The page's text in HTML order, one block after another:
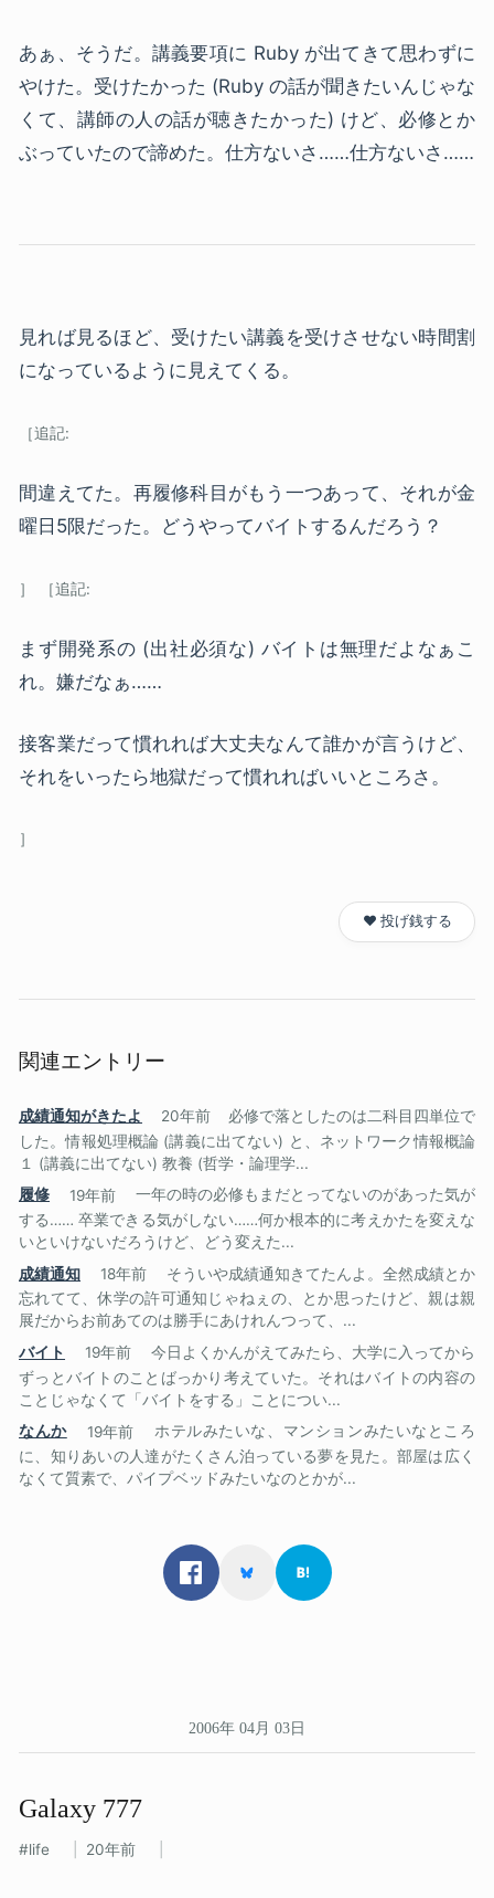
あぁ、そうだ。講義要項に Ruby が出てきて思わずに
やけた。受けたかった (Ruby の話が聞きたいんじゃな
くて、講師の人の話が聴きたかった) けど、必修とか
ぶっていたので諦めた。仕方ないさ……仕方ないさ……
見れば見るほど、受けたい講義を受けさせない時間割
になっているように見えてくる。
間違えてた。再履修科目がもう一つあって、それが金
曜日5限だった。どうやってバイトするんだろう？
まず開発系の (出社必須な) バイトは無理だよなぁこ
れ。嫌だなぁ……
接客業だって慣れれば大丈夫なんて誰かが言うけど、
それをいったら地獄だって慣れればいいところさ。
❤️ 投げ銭する
関連エントリー
成績通知がきたよ 20年前
必修で落としたのは二科目四単位で
した。情報処理概論 (講義に出てない) と、ネットワーク情報概論
１ (講義に出てない) 教養 (哲学・論理学...
履修
19年前
一年の時の必修もまだとってないのがあった気が
する…… 卒業できる気がしない……何か根本的に考えかたを変えな
いといけないだろうけど、どう変えた...
成績通知
18年前
そういや成績通知きてたんよ。全然成績とか
忘れてて、休学の許可通知じゃねぇの、とか思ったけど、親は親
展だからお前あてのは勝手にあけれんつって、...
バイト
19年前
今日よくかんがえてみたら、大学に入ってから
ずっとバイトのことばっかり考えていた。それはバイトの内容の
ことじゃなくて「バイトをする」ことについ...
なんか
19年前
ホテルみたいな、マンションみたいなところ
に、知りあいの人達がたくさん泊っている夢を見た。部屋は広く
なくて質素で、パイプベッドみたいなのとかが...
2006年 04月 03日
Galaxy 777
life 20年前